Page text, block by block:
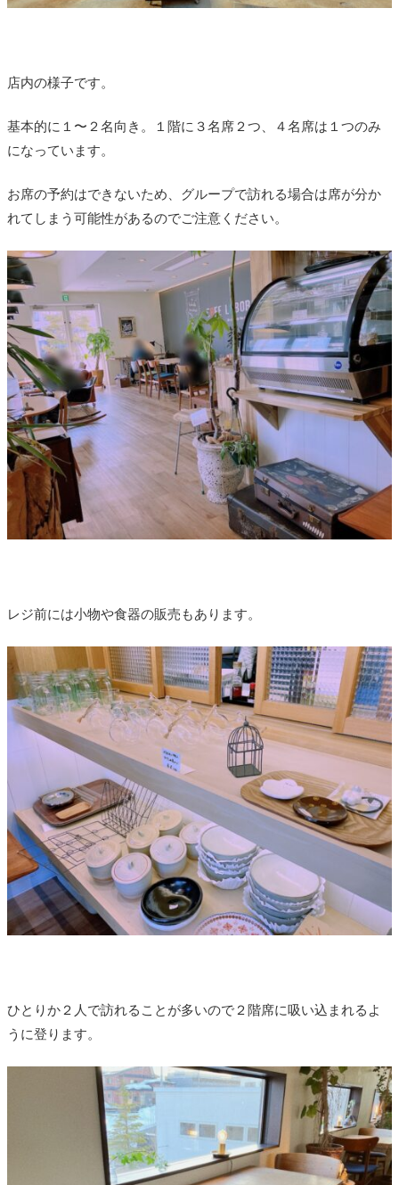
店内の様子です。
基本的に１〜２名向き。１階に３名席２つ、４名席は１つのみ
になっています。
お席の予約はできないため、グループで訪れる場合は席が分か
れてしまう可能性があるのでご注意ください。
レジ前には小物や食器の販売もあります。
ひとりか２人で訪れることが多いので２階席に吸い込まれるよ
うに登ります。